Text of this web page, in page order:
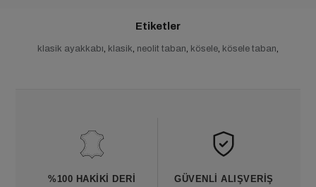
Etiketler
klasik ayakkabı klasik neolit taban kösele kösele taban
%100 HAKIKI DERI GÜVENLI ALIŞVERIŞ